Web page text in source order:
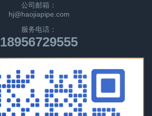
公司邮箱：
hj@haojiapipe.com
服务电话：
18956729555